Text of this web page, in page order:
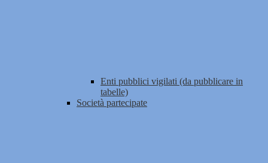
Enti pubblici vigilati (da pubblicare in
tabelle)
Società partecipate